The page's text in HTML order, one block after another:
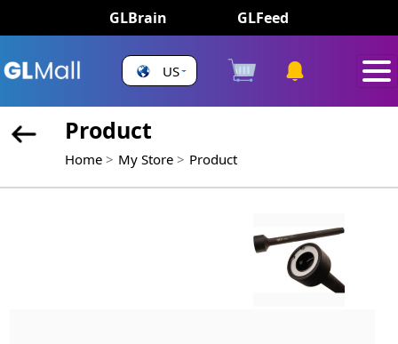
GLBrain GLFeed
US
Product
Home My Store Product